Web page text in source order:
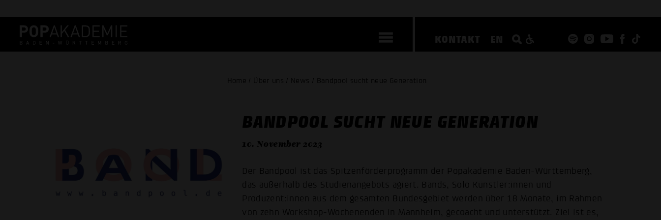
KONTAKT EN
Home / Über uns / News / Bandpool sucht neue Generation
BANDPOOL SUCHT NEUE GENERATION
10. November 2023
Der Bandpool ist das Spitzenförderprogramm der Popakademie Baden-Württemberg,
das außerhalb des Studienangebots agiert. Bands, Solo Künstler:innen und
Produzent:innen aus dem gesamten Bundesgebiet werden über 18 Monate, im Rahmen
von zehn Workshop-Wochenenden in Mannheim, gecoacht und unterstützt. Ziel ist es,